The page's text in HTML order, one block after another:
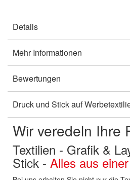
Details
Mehr Informationen
Bewertungen
Druck und Stick auf
Wir veredeln Ihre
Textilien - Grafik &
Stick - Alles aus